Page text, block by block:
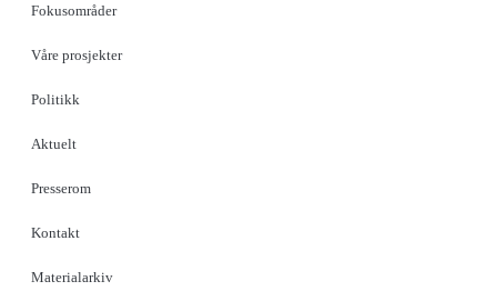
Fokusområder
Våre prosjekter
Politikk
Aktuelt
Presserom
Kontakt
Materialarkiv